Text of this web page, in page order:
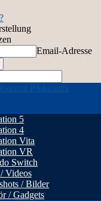
Email-Adresse
5
4
Vita
VR
Switch
Videos
/ Bilder
/ Gadgets